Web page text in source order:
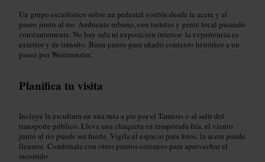
Un grupo escultórico sobre un pedestal visible desde la acera y el
paseo junto al río. Ambiente urbano, con turistas y gente local pasando
constantemente. No hay sala ni exposición interior: la experiencia es
exterior y de tránsito. Buen punto para añadir contexto histórico a un
paseo por Westminster.
Planifica tu visita
Incluye la escultura en una ruta a pie por el Tamesis o al salir del
transporte público. Lleva una chaqueta en temporada fría, el viento
junto al río puede ser fuerte. Vigila el espacio para fotos, la acera puede
llenarse. Combínala con otros puntos cercanos para aprovechar el
recorrido.